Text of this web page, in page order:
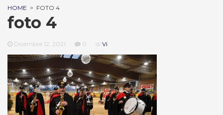
HOME > FOTO 4
foto 4
Dicembre 12, 2021 0 di Vi